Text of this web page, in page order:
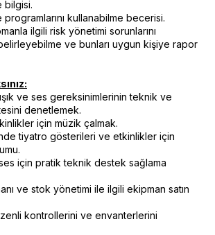
bilgisi.
kullanabilme becerisi.
ilgili risk yönetimi sorunlarını
ve bunları uygun kişiye rapor
ve ses gereksinimlerinin teknik ve
denetlemek.
için müzik çalmak.
tiyatro gösterileri ve etkinlikler için
ses için pratik teknik destek sağlama
ve stok yönetimi ile ilgili ekipman satın
kontrollerini ve envanterlerini